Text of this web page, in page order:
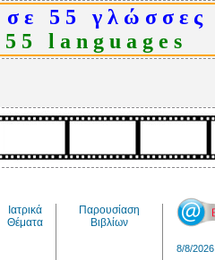
ε 5 5 γ λ ώ σ σ ε ς
l a n g u a g e s
Ιατρικά
Θέματα
Παρουσίαση
Βιβλίων
8/8/2026